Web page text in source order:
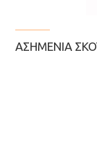
ΑΣΗΜΈΝΙΑ